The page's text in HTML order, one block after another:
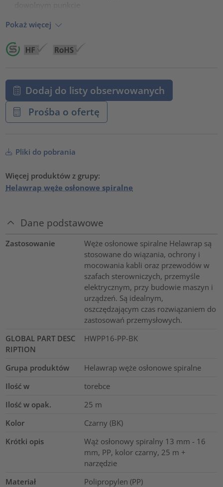
Pokaż więcej
Dodaj do listy obserwowanych
Prośba o ofertę
Pliki do pobrania
Więcej produktów z grupy:
Helawrap węże osłonowe spiralne
Dane podstawowe
Zastosowanie
Węże osłonowe spiralne Helawrap są
stosowane do wiązania, ochrony i
mocowania kabli oraz przewodów w
szafach sterowniczych, przemyśle
elektrycznym, przy budowie maszyn i
urządzeń. Są idealnym,
oszczędzającym czas rozwiązaniem do
zastosowań przemysłowych.
GLOBAL PART DESC
RIPTION
HWPP16-PP-BK
Grupa produktów
Helawrap węże osłonowe spiralne
Ilość w
torebce
Ilość w opak.
25 m
Kolor
Czarny (BK)
Krótki opis
Wąż osłonowy spiralny 13 mm - 16
mm, PP, kolor czarny, 25 m +
narzędzie
Materiał
Polipropylen (PP)